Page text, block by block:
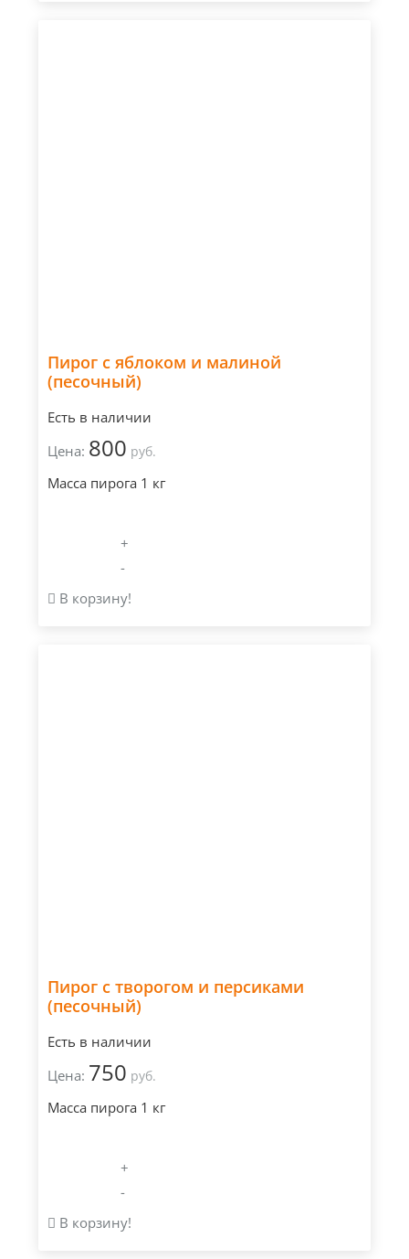
Пирог с яблоком и малиной
(песочный)
Есть в наличии
Цена: 800 руб.
Масса пирога 1 кг
+
-
В корзину!
Пирог с творогом и персиками
(песочный)
Есть в наличии
Цена: 750 руб.
Масса пирога 1 кг
+
-
В корзину!